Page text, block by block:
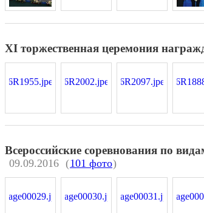
XI торжественная церемония
Всероссийские соревнования по
09.09.2016 (101 фото)